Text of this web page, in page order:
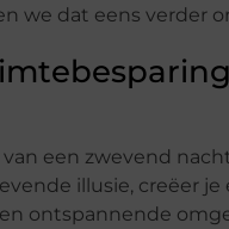
we dat eens verder
een zwevend
illusie, creëer
ontspannende